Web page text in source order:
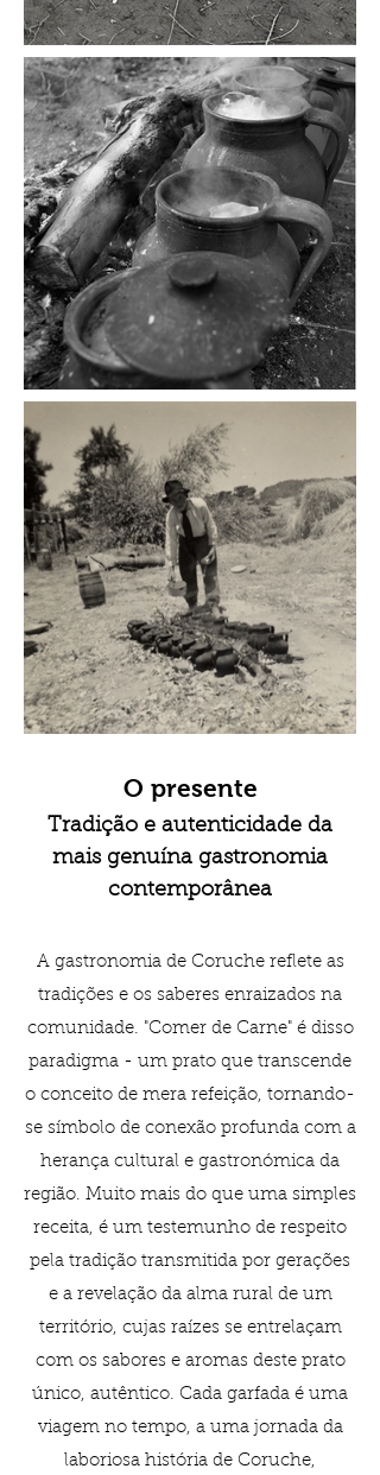
O presente
Tradição e autenticidade da
mais genuína gastronomia
contemporânea
A gastronomia de Coruche reflete as
tradições e os saberes enraizados na
comunidade. "Comer de Carne" é disso
paradigma - um prato que transcende
o conceito de mera refeição, tornando-
se símbolo de conexão profunda com a
herança cultural e gastronómica da
região. Muito mais do que uma simples
receita, é um testemunho de respeito
pela tradição transmitida por gerações
e a revelação da alma rural de um
território, cujas raízes se entrelaçam
com os sabores e aromas deste prato
único, autêntico. Cada garfada é uma
viagem no tempo, a uma jornada da
laboriosa história de Coruche,